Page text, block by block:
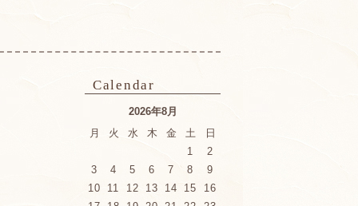
Calendar
2026年8月
月
火 水 木 金 土
日
1
2
3
4 5 6 7 8
9
10
11 12 13 14 15
16